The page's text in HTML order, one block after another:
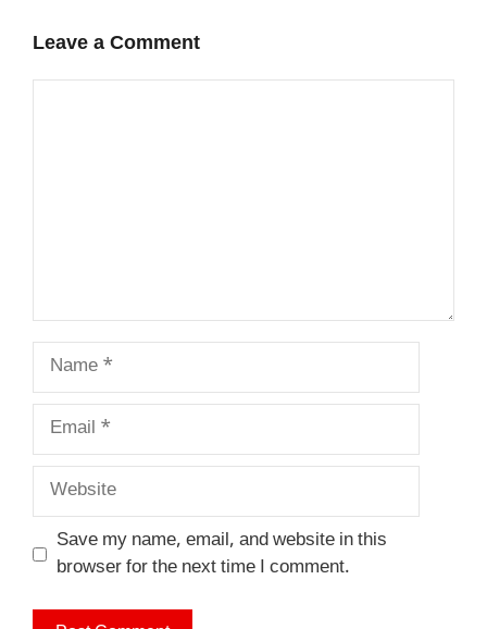
Leave a Comment
Name
Email
Website
Save my name, email, and website in this
browser for the next time I comment.